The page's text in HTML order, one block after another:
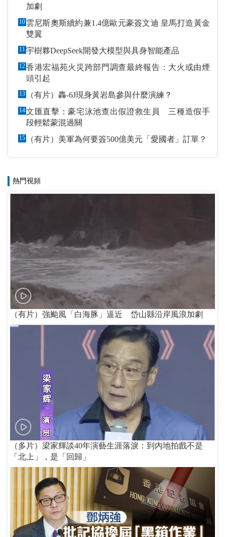
加劇
10 雲尼斯奧斯續約兼1.4億歐元豪簽文迪 皇馬打造黃金
雙翼
11 宇樹夥DeepSeek開發大模型與具身智能產品
12香港宏福苑火災跨部門調查最終報告：大火或由煙
頭引起
13 （有片）轟-6J現身黃岩島參與什麼演練？
14文匯直擊：豪宅泳池查出假證救生員 三種造假手
段輕鬆蒙混過關
15 （有片）美軍為何要簽500億美元「愛國者」訂單？
熱門視頻
（有片）強颱風「白海豚」逼近 岱山縣沿岸風浪加劇
（多片）梁家輝談40年演藝生涯落淚：到內地拍戲不是
「北上」，是「回歸」